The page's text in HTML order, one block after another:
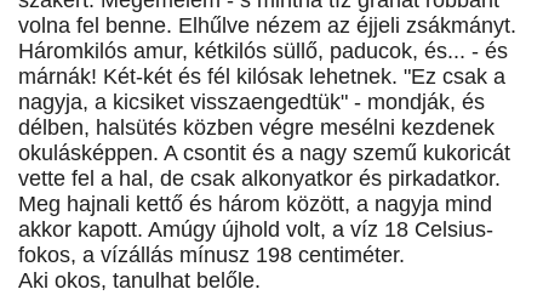
volna fel benne. Elhűlve nézem az éjjeli zsákmányt.
Háromkilós amur, kétkilós süllő, paducok, és... - és
márnák! Két-két és fél kilósak lehetnek. "Ez csak a
nagyja, a kicsiket visszaengedtük" - mondják, és
délben, halsütés közben végre mesélni kezdenek
okulásképpen. A csontit és a nagy szemű kukoricát
vette fel a hal, de csak alkonyatkor és pirkadatkor.
Meg hajnali kettő és három között, a nagyja mind
akkor kapott. Amúgy újhold volt, a víz 18 Celsius-
fokos, a vízállás mínusz 198 centiméter.
Aki okos, tanulhat belőle.